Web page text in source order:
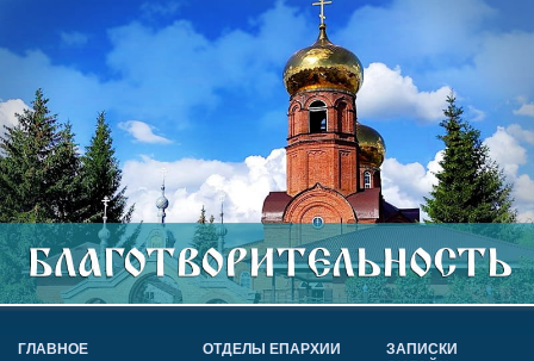
ГЛАВНОЕ ОТДЕЛЫ ЕПАРХИИ
ЗАПИСКИ